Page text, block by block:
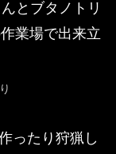
ったり狩猟し